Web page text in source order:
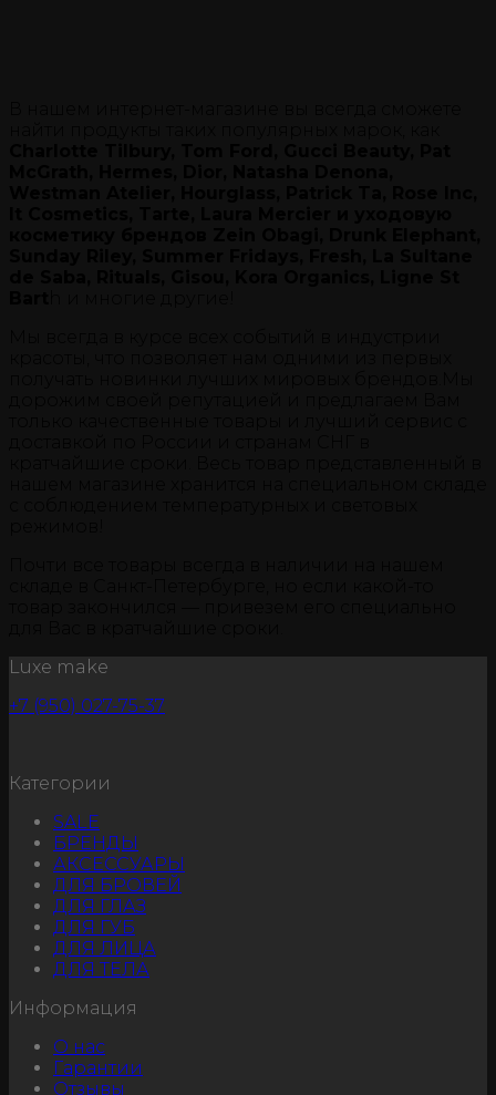
Luxe make
+7 (950) 027-75-37
Категории
SALE
БРЕНДЫ
АКСЕССУАРЫ
ДЛЯ БРОВЕЙ
ДЛЯ ГЛАЗ
ДЛЯ ГУБ
ДЛЯ ЛИЦА
ДЛЯ ТЕЛА
Информация
О нас
Гарантии
Отзывы